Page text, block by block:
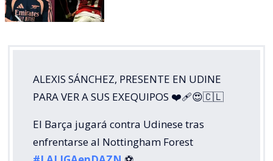
ALEXIS SÁNCHEZ, PRESENTE EN UDINE
PARA VER A SUS EXEQUIPOS ❤️‍🩹😍🇨🇱
El Barça jugará contra Udinese tras
enfrentarse al Nottingham Forest